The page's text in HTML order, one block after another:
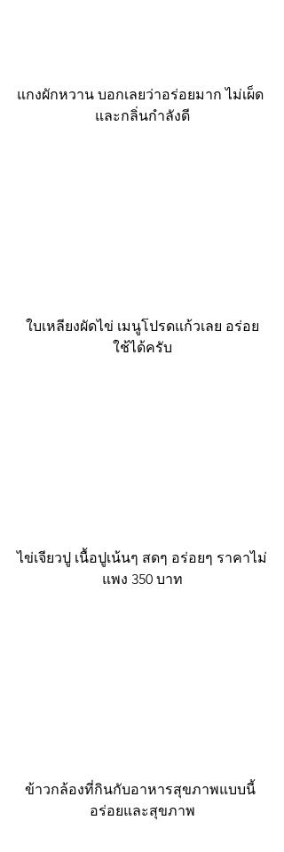
แกงผักหวาน บอกเลยว่าอร่อยมาก ไม่เผ็ด
และกลิ่นกำลังดี
ใบเหลียงผัดไข่ เมนูโปรดแก้วเลย อร่อย
ใช้ได้ครับ
ไข่เจียวปู เนื้อปูเน้นๆ สดๆ อร่อยๆ ราคาไม่
แพง 350 บาท
ข้าวกล้องที่กินกับอาหารสุขภาพแบบนี้
อร่อยและสุขภาพ